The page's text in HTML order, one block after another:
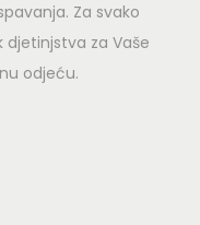
Za svako
djetinjstva za Vaše
odjeću.